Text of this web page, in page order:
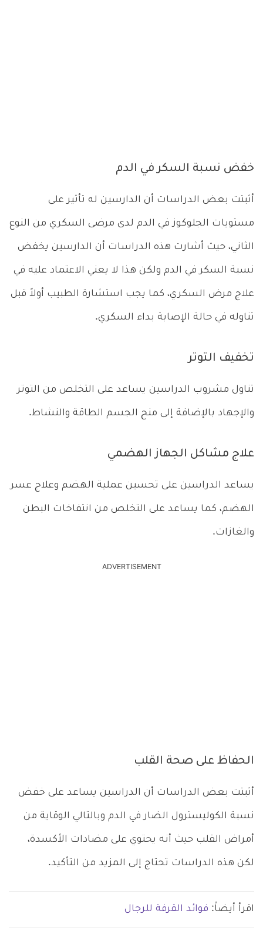
خفض نسبة السكر في الدم
أثبتت بعض الدراسات أن الدارسين له تأثير على
مستويات الجلوكوز في الدم لدى مرضى السكري من النوع
الثاني، حيث أشارت هذه الدراسات أن الدارسين يخفض
نسبة السكر في الدم ولكن هذا لا يعني الاعتماد عليه في
علاج مرض السكري، كما يجب استشارة الطبيب أولاً قبل
تناوله في حالة الإصابة بداء السكري.
تخفيف التوتر
تناول مشروب الدراسين يساعد على التخلص من التوتر
والإجهاد بالإضافة إلى منح الجسم الطاقة والنشاط.
علاج مشاكل الجهاز الهضمي
يساعد الدراسين على تحسين عملية الهضم وعلاج عسر
الهضم، كما يساعد على التخلص من انتفاخات البطن
والغازات.
ADVERTISEMENT
الحفاظ على صحة القلب
أثبتت بعض الدراسات أن الدراسين يساعد على خفض
نسبة الكوليسترول الضار في الدم وبالتالي الوقاية من
أمراض القلب حيث أنه يحتوي على مضادات الأكسدة،
لكن هذه الدراسات تحتاج إلى المزيد من التأكيد.
اقرأ أيضاً: فوائد القرفة للرجال